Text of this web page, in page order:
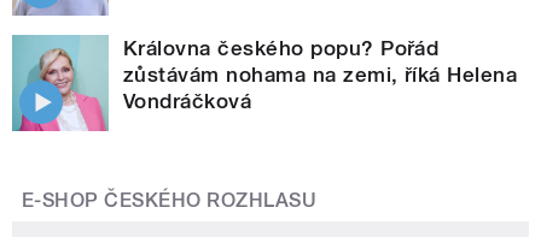
Královna českého popu? Pořád
zůstávám nohama na zemi, říká Helena
Vondráčková
E-SHOP ČESKÉHO ROZHLASU